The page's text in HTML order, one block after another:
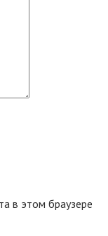
в этом браузере